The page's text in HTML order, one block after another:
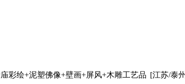
彩绘+泥塑佛像+壁画+屏风+木雕工艺品 [江苏/泰